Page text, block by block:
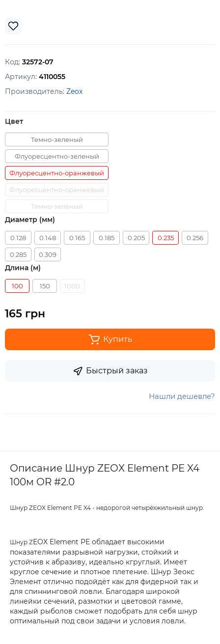
Код: 32572-07
Артикул: 4110055
Производитель: Zeox
Цвет
Темно-зеленый
Флуоресцентно-зеленый
Флуоресцентно-оранжевый
Флуоресцентно-оранжевый
Тёмно-зелёный
Диаметр (мм)
0.128 0.148 0.165 0.185 0.205 0.235 0.256
0.285 0.309
Длина (м)
100 150 1000
165 грн
Купить
Быстрый заказ
Нашли дешевле?
Описание Шнур ZEOX Element PE X4
100м OR #2.0
Шнур ZEOX Element PE X4 - недорогой четырёхжильный шнур.
Шнур ZEOX Element PE обладает высокими
показателями разрывной нагрузки, стойкий и
устойчив к абразиву, идеально кгруглый. Имеет
круглое сечение и плотное плетение. Шнур Зеокс
Элемент отлично подойдёт как для фидерной так и
для спиннинговой ловли. Благодаря широкой
линейки сечений, размотки и цветовой гамме,
каждый рыболов сможет подобрать для себя шнур
оптимальный под свои задачи и условия ловли.